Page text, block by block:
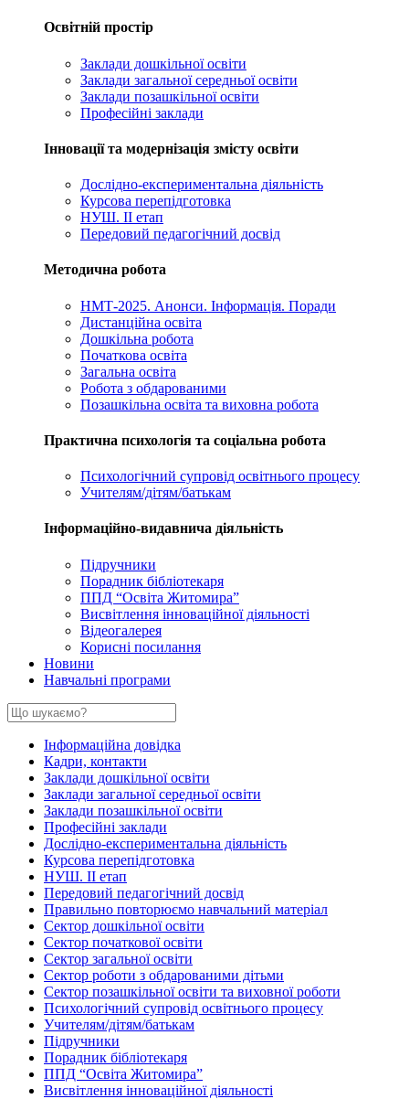
Освітній простір
Заклади дошкільної освіти
Заклади загальної середньої освіти
Заклади позашкільної освіти
Професійні заклади
Інновації та модернізація змісту освіти
Дослідно-експериментальна діяльність
Курсова перепідготовка
НУШ. ІІ етап
Передовий педагогічний досвід
Методична робота
НМТ-2025. Анонси. Інформація. Поради
Дистанційна освіта
Дошкільна робота
Початкова освіта
Загальна освіта
Робота з обдарованими
Позашкільна освіта та виховна робота
Практична психологія та соціальна робота
Психологічний супровід освітнього процесу
Учителям/дітям/батькам
Інформаційно-видавнича діяльність
Підручники
Порадник бібліотекаря
ППД “Освіта Житомира”
Висвітлення інноваційної діяльності
Відеогалерея
Корисні посилання
Новини
Навчальні програми
Інформаційна довідка
Кадри, контакти
Заклади дошкільної освіти
Заклади загальної середньої освіти
Заклади позашкільної освіти
Професійні заклади
Дослідно-експериментальна діяльність
Курсова перепідготовка
НУШ. ІІ етап
Передовий педагогічний досвід
Правильно повторюємо навчальний матеріал
Сектор дошкільної освіти
Сектор початкової освіти
Сектор загальної освіти
Сектор роботи з обдарованими дітьми
Сектор позашкільної освіти та виховної роботи
Психологічний супровід освітнього процесу
Учителям/дітям/батькам
Підручники
Порадник бібліотекаря
ППД “Освіта Житомира”
Висвітлення інноваційної діяльності